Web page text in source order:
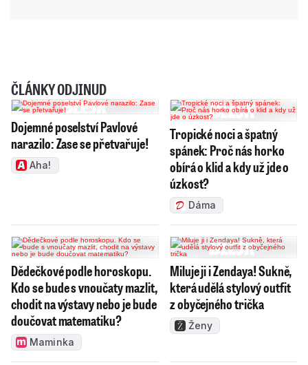
ČLÁNKY ODJINUD
Dojemné poselství Pavlové
narazilo: Zase se přetvařuje!
Aha!
Tropické noci a špatný
spánek: Proč nás horko
obírá o klid a kdy už jde o
úzkost?
Dáma
Dědečkové podle horoskopu.
Kdo se bude s vnoučaty mazlit,
chodit na výstavy nebo je bude
doučovat matematiku?
Maminka
Miluje ji i Zendaya! Sukně,
která udělá stylový outfit
z obyčejného trička
Ženy